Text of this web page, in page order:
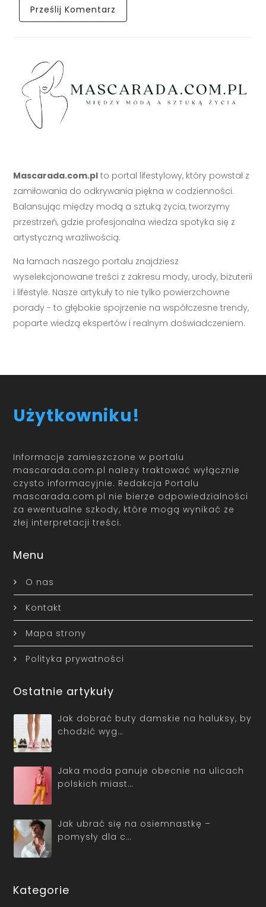
Mascarada.com.pl to portal lifestylowy, który powstał z
zamiłowania do odkrywania piękna w codzienności.
Balansując między modą a sztuką życia, tworzymy
przestrzeń, gdzie profesjonalna wiedza spotyka się z
artystyczną wrażliwością.
Na łamach naszego portalu znajdziesz
wyselekcjonowane treści z zakresu mody, urody, biżuterii
i lifestyle. Nasze artykuły to nie tylko powierzchowne
porady - to głębokie spojrzenie na współczesne trendy,
poparte wiedzą ekspertów i realnym doświadczeniem.
Użytkowniku!
Informacje zamieszczone w portalu
mascarada.com.pl należy traktować wyłącznie
czysto informacyjnie. Redakcja Portalu
mascarada.com.pl nie bierze odpowiedzialności
za ewentualne szkody, które mogą wynikać ze
złej interpretacji treści.
Menu
O nas
Kontakt
Mapa strony
Polityka prywatności
Ostatnie artykuły
Jak dobrać buty damskie na haluksy, by
chodzić wyg…
Jaka moda panuje obecnie na ulicach
polskich miast…
Jak ubrać się na osiemnastkę –
pomysły dla c…
Kategorie